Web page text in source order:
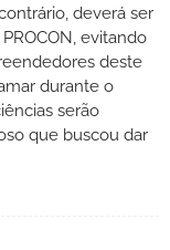
deverá ser
evitando
deste
durante o
serão
que buscou dar